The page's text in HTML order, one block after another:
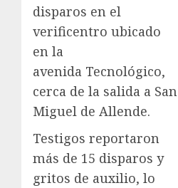
disparos en el
verificentro ubicado
en la
avenida Tecnológico,
cerca de la salida a San
Miguel de Allende.
Testigos reportaron
más de 15 disparos y
gritos de auxilio, lo